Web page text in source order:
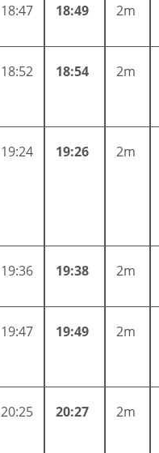
18:47 18:49 2m
18:52 18:54 2m
19:24 19:26 2m
19:36 19:38 2m
19:47 19:49 2m
20:25 20:27 2m